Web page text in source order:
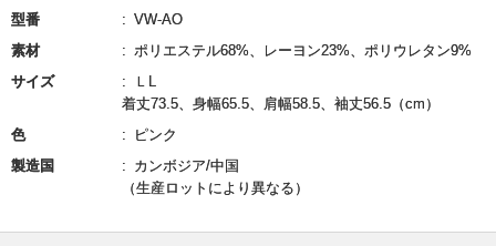
型番
VW-AO
素材
ポリエステル68%、レーヨン23%、ポリウレタン9%
サイズ
ＬL
着丈73.5、身幅65.5、肩幅58.5、袖丈56.5（cm）
色
ピンク
製造国
カンボジア/中国
（生産ロットにより異なる）